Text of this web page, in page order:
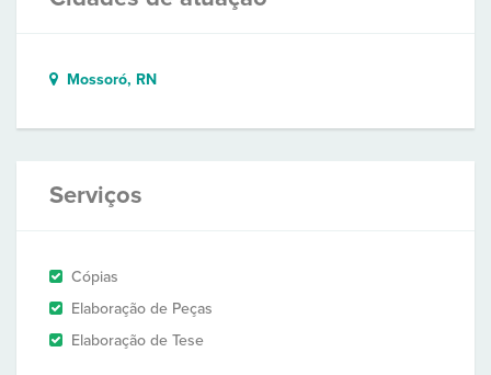
Mossoró, RN
Serviços
Cópias
Elaboração de Peças
Elaboração de Tese